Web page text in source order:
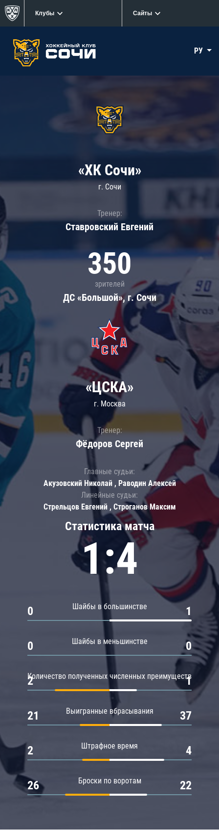
Клубы Сайты
РУ
«ХК Сочи»
г. Сочи
Тренер:
Ставровский Евгений
350
зрителей
ДС «Большой», г. Сочи
Статистика матча
1:4
Шайбы в большинстве
0 1
Шайбы в меньшинстве
0 0
Количество полученных численных преимуществ
2 1
Выигранные вбрасывания
21 37
Штрафное время
2 4
Броски по воротам
26 22
«ЦСКА»
г. Москва
Тренер:
Фёдоров Сергей
Главные судьи:
Акузовский Николай , Раводин Алексей
Линейные судьи:
Стрельцов Евгений , Строганов Максим